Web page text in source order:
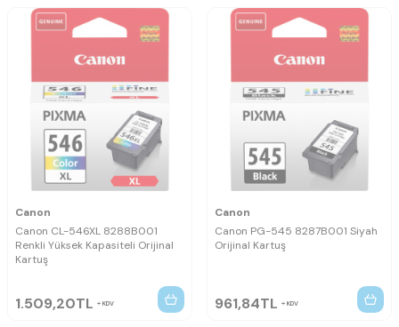
Canon
Canon CL-546XL 8288B001
Renkli Yüksek Kapasiteli Orijinal
Kartuş
1.509,20TL KDV
Canon
Canon PG-545 8287B001 Siyah
Orijinal Kartuş
961,84TL KDV